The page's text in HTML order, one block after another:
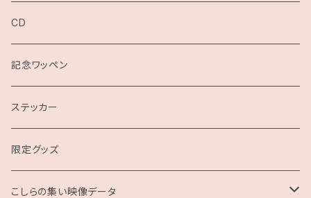
CD
記念ワッペン
ステッカー
限定グッズ
こしらの集い映像データ